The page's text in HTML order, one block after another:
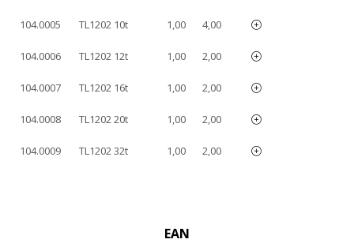
104.0005 TL1202 10t 1,00 4,00
104.0006 TL1202 12t 1,00 2,00
104.0007 TL1202 16t 1,00 2,00
104.0008 TL1202 20t 1,00 2,00
104.0009 TL1202 32t 1,00 2,00
EAN